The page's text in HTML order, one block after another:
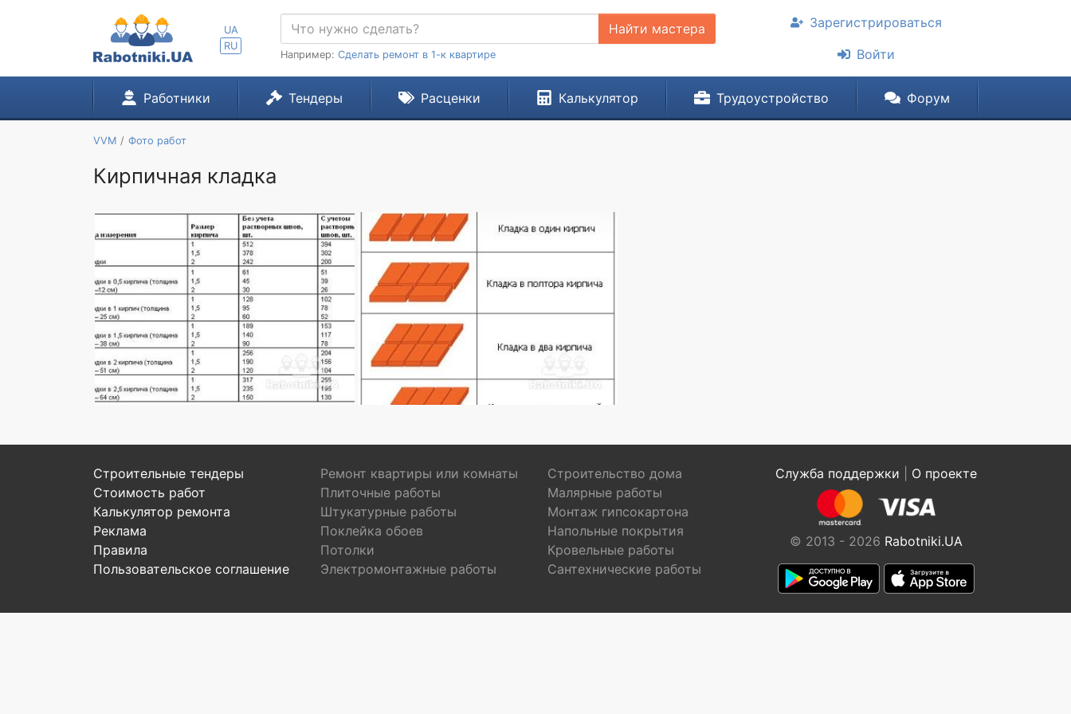
UA
RU
Найти мастера
Например: Сделать ремонт в 1-к квартире
Зарегистрироваться
Войти
Работники Тендеры Расценки Калькулятор Трудоустройство Форум
VVM Фото работ
Кирпичная кладка
Строительные тендеры
Стоимость работ
Калькулятор ремонта
Реклама
Правила
Пользовательское соглашение
Ремонт квартиры или комнаты
Строительство дома
Плиточные работы
Малярные работы
Штукатурные работы
Монтаж гипсокартона
Поклейка обоев
Напольные покрытия
Потолки
Кровельные работы
Электромонтажные работы
Сантехнические работы
Служба поддержки О проекте
© 2013 - 2026 Rabotniki.UA